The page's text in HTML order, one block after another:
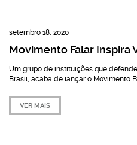
setembro 18, 2020
Movimento Falar Inspira
Um grupo de instituições que
Brasil, acaba de lançar o Movimento
VER MAIS